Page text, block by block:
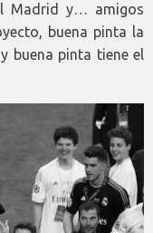
Madrid y… amigos
buena pinta la
buena pinta tiene el